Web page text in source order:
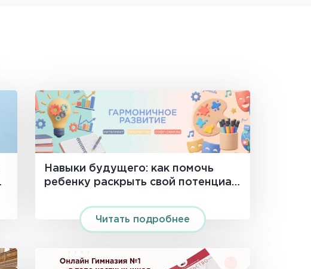
Навыки будущего: как помочь
ребенку раскрыть свой потенциал
Читать подробнее